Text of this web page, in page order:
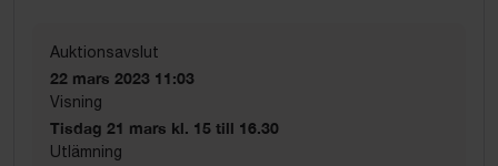
Auktionsavslut
22 mars 2023 11:03
Visning
Tisdag 21 mars kl. 15 till 16.30
Utlämning